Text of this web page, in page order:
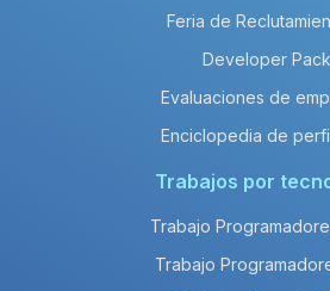
Feria de
Developer Pack
Evaluaciones de
Enciclopedia de
Trabajos por
Trabajo
Trabajo